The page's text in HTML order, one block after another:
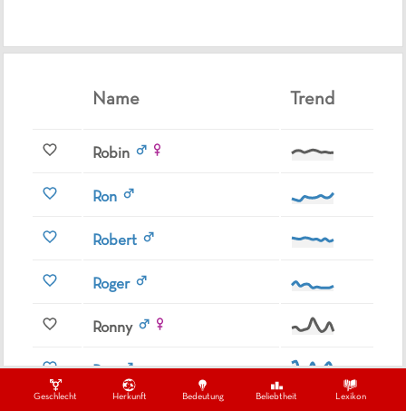
Geschlecht Herkunft Bedeutung Beliebtheit Lexikon
Name Trend
Robin
Ron
Robert
Roger
Ronny
Roy